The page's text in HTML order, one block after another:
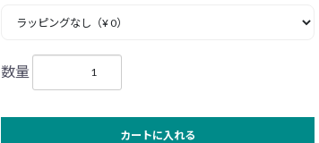
数量
カートに入れる